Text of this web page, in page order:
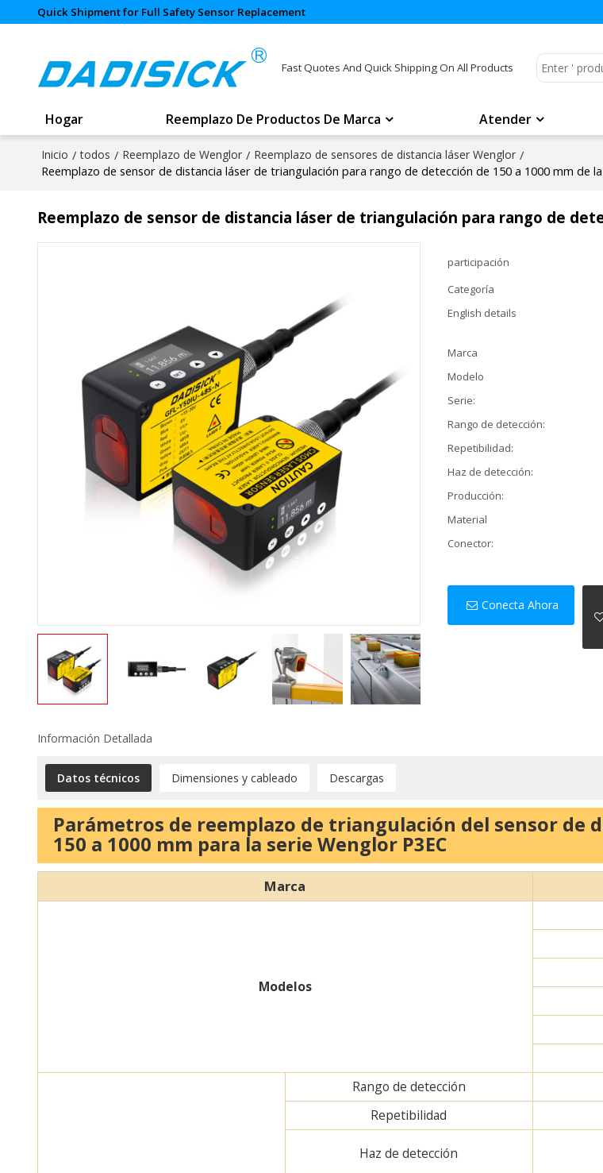
Quick Shipment for Full Safety Sensor Replacement
Fast Quotes And Quick Shipping On All Products
Hogar Reemplazo De Productos De Marca Atender
Inicio / todos / Reemplazo de Wenglor / Reemplazo de sensores de distancia láser Wenglor /
Reemplazo de sensor de distancia láser de triangulación para rango de detección de 150 a 1000 mm de
Reemplazo de sensor de distancia láser de triangulación para rango de
participación
Categoría
English details
Marca
Modelo
Serie:
Rango de detección:
Repetibilidad:
Haz de detección:
Producción:
Material
Conector:
Conecta Ahora
Información Detallada
Datos técnicos Dimensiones y cableado Descargas
Parámetros de reemplazo de triangulación del sensor de
150 a 1000 mm para la serie Wenglor P3EC
Marca
Modelos
Rango de detección
Repetibilidad
Haz de detección